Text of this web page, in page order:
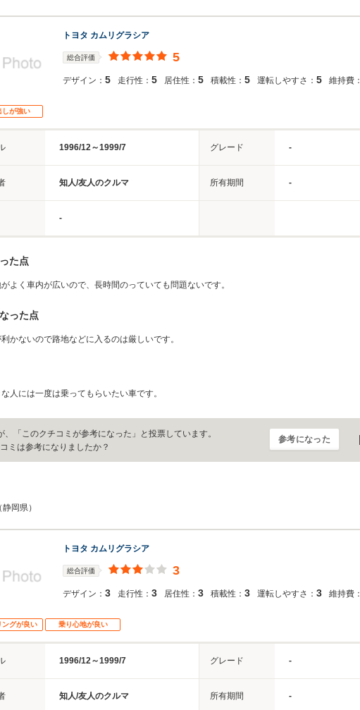
トヨタ カムリグラシア
総合評価 5
デザイン： 5 走行性： 5 居住性： 5 積載性： 5 運転しやすさ： 5 維持費：
しが強い
1996/12～1999/7 グレード -
知人/友人のクルマ 所有期間 -
-
た点
よく車内が広いので、長時間のっていても問題ないです。
った点
かないので路地などに入るのは厳しいです。
人には一度は乗ってもらいたい車です。
、「このクチコミが参考になった」と投票しています。
ミは参考になりましたか？
参考になった
岡県）
トヨタ カムリグラシア
総合評価 3
デザイン： 3 走行性： 3 居住性： 3 積載性： 3 運転しやすさ： 3 維持費：
ングが良い 乗り心地が良い
1996/12～1999/7 グレード -
知人/友人のクルマ 所有期間 -